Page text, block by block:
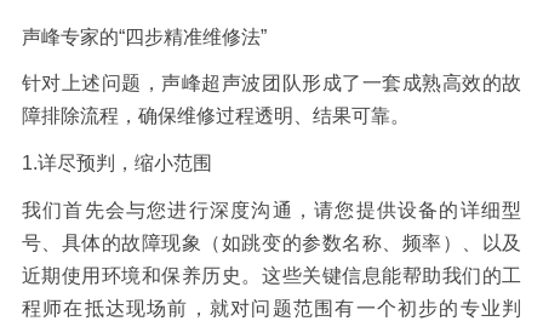
声峰专家的“四步精准维修法”
针对上述问题，声峰超声波团队形成了一套成熟高效的故
障排除流程，确保维修过程透明、结果可靠。
1.详尽预判，缩小范围
我们首先会与您进行深度沟通，请您提供设备的详细型
号、具体的故障现象（如跳变的参数名称、频率）、以及
近期使用环境和保养历史。这些关键信息能帮助我们的工
程师在抵达现场前，就对问题范围有一个初步的专业判